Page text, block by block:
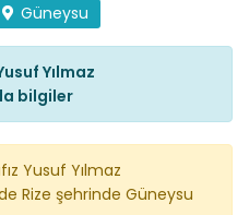
Güneysu
Yılmaz
bilgiler
Yusuf Yılmaz
Rize şehrinde Güneysu